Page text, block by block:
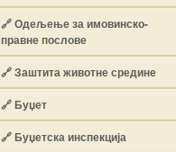
🔗Одељење за имовинско-
правне послове
🔗Заштита животне средине
🔗Буџет
🔗Буџетска инспекција